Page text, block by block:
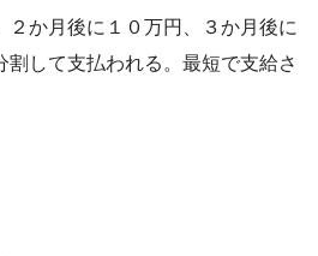
２か月後に１０万円、３か月後に
割して支払われる。最短で支給さ